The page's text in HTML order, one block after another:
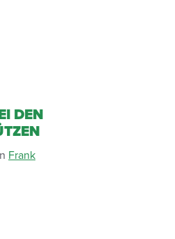
DEN
Frank